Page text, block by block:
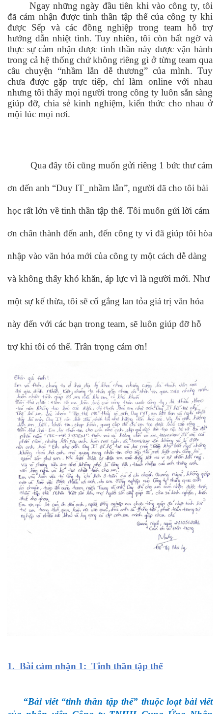
Ngay những ngày đầu tiên khi vào công ty, tôi
đã cảm nhận được tinh thần tập thể của công ty khi
được Sếp và các đồng nghiệp trong team hỗ trợ
hướng dẫn nhiệt tình. Tuy nhiên, tôi còn bất ngờ và
thực sự cảm nhận được tinh thần này được vận hành
trong cả hệ thống chứ không riêng gì ở từng team qua
câu chuyện “nhầm lẫn dễ thương” của mình. Tuy
chưa được gặp trực tiếp, chỉ làm online với nhau
nhưng tôi thấy mọi người trong công ty luôn sẵn sàng
giúp đỡ, chia sẻ kinh nghiệm, kiến thức cho nhau ở
mội lúc mọi nơi.
Qua đây tôi cũng muốn gửi riêng 1 bức thư cám
ơn đến anh “Duy IT_nhầm lẫn”, người đã cho tôi bài
học rất lớn về tinh thần tập thể. Tôi muốn gửi lời cám
ơn chân thành đến anh, đến công ty vì đã giúp tôi hòa
nhập vào văn hóa mới của công ty một cách dễ dàng
và không thấy khó khăn, áp lực vì là người mới. Như
một sự kế thừa, tôi sẽ cố gắng lan tỏa giá trị văn hóa
này đến với các bạn trong team, sẽ luôn giúp đỡ hỗ
trợ khi tôi có thể. Trân trọng cám ơn!
1. Bài cảm nhận 1: Tinh thần tập thể
“Bài viết “tinh thần tập thể” thuộc loạt bài viết